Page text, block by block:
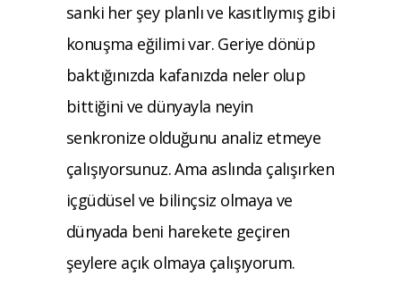
sanki her şey planlı ve kasıtlıymış gibi
konuşma eğilimi var. Geriye dönüp
baktığınızda kafanızda neler olup
bittiğini ve dünyayla neyin
senkronize olduğunu analiz etmeye
çalışıyorsunuz. Ama aslında çalışırken
içgüdüsel ve bilinçsiz olmaya ve
dünyada beni harekete geçiren
şeylere açık olmaya çalışıyorum.